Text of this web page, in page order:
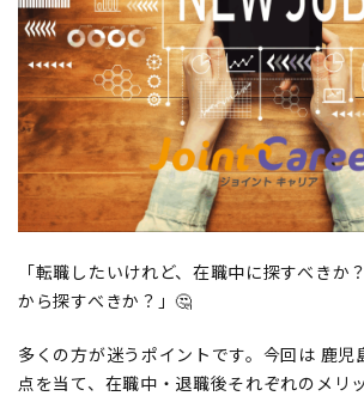
「転職したいけれど、在職中に探すべきか
から探すべきか？」🤔
多くの方が迷うポイントです。今回は 鹿児
点を当て、在職中・退職後それぞれのメリ